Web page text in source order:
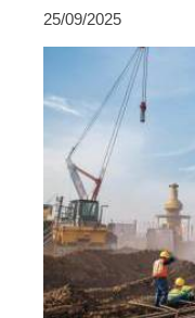
25/09/2025